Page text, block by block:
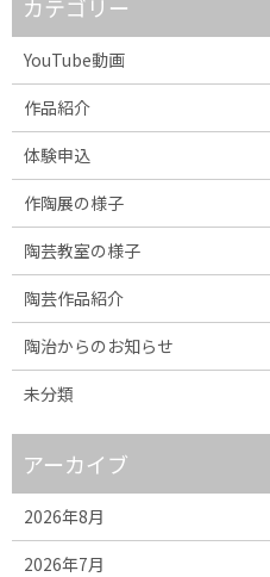
カテゴリー
YouTube動画
作品紹介
体験申込
作陶展の様子
陶芸教室の様子
陶芸作品紹介
陶治からのお知らせ
未分類
アーカイブ
2026年8月
2026年7月